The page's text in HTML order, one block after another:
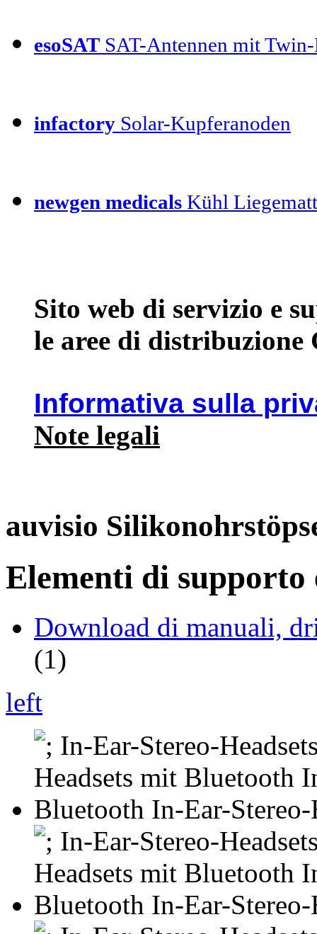
esoSAT SAT-Antennen mit
infactory Solar-Kupferanoden
newgen medicals Kühl
Sito web di servizio e
le aree di distribuzione
Informativa sulla
Note legali
auvisio
Elementi di supporto
Download di manuali,
(1)
left